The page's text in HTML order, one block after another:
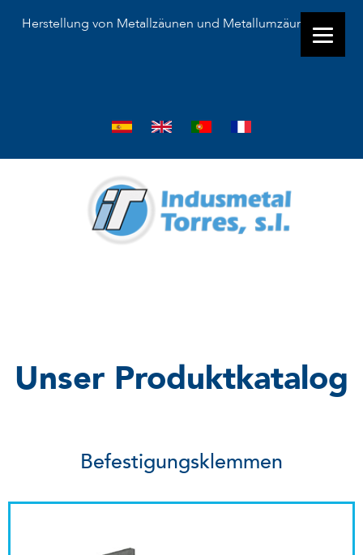
Herstellung von Metallzäunen und Metallumzäunungen
Unser Produktkatalog
Befestigungsklemmen